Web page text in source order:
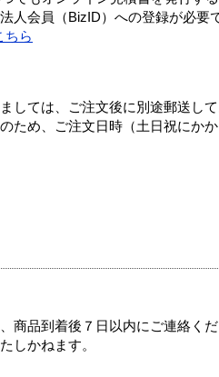
人会員（BizID）への登録が必要
ちら
しては、ご注文後に別途郵送して
ため、ご注文日時（土日祝にか
商品到着後７日以内にご連絡く
しかねます。